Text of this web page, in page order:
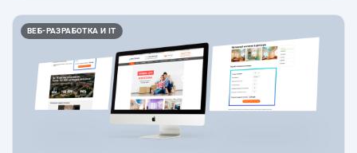
ВЕБ-РАЗРАБОТКА И IT